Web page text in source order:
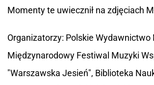
Momenty te uwiecznił na zdjęciach
Organizatorzy: Polskie Wydawnictwo
Międzynarodowy Festiwal Muzyki
"Warszawska Jesień", Biblioteka